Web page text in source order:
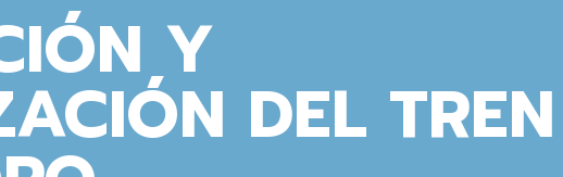
Y
DEL TREN